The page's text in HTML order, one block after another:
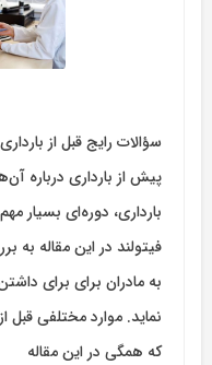
سؤالات رایج قبل از
پیش از بارداری درباره
بارداری، دوره‌ای بسیار
فیتولند در این مقاله به
به مادران برای برای
نماید. موارد مختلفی قبل
که همگی در این مقاله